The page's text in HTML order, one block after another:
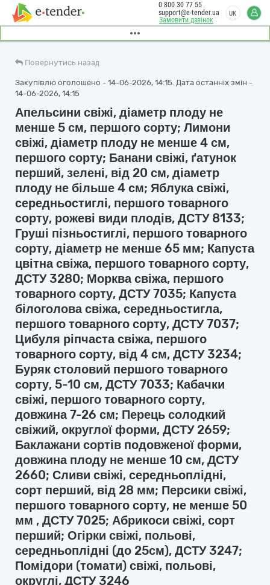
Замовити дзвінок
0 800 30 77 55
support@e-tender.ua
UK
Повернутись назад
Закупівлю оголошено - 14-06-2026, 14:15. Дата останніх змін -
14-06-2026, 14:15
Апельсини свіжі, діаметр плоду не
менше 5 см, першого сорту; Лимони
свіжі, діаметр плоду не менше 4 см,
першого сорту; Банани свіжі, ґатунок
перший, зелені, від 20 см, діаметр
плоду не більше 4 см; Яблука свіжі,
середньостиглі, першого товарного
сорту, рожеві види плодів, ДСТУ 8133;
Груші пізньостиглі, першого товарного
сорту, діаметр не менше 65 мм; Капуста
цвітна свіжа, першого товарного сорту,
ДСТУ 3280; Морква свіжа, першого
товарного сорту, ДСТУ 7035; Капуста
білоголова свіжа, середньостигла,
першого товарного сорту, ДСТУ 7037;
Цибуля ріпчаста свіжа, першого
товарного сорту, від 4 см, ДСТУ 3234;
Буряк столовий першого товарного
сорту, 5-10 см, ДСТУ 7033; Кабачки
свіжі, першого товарного сорту,
довжина 7-26 см; Перець солодкий
свіжий, округлої форми, ДСТУ 2659;
Баклажани сортів подовженої форми,
довжина плоду не менше 10 см, ДСТУ
2660; Сливи свіжі, середньоплідні,
сорт перший, від 28 мм; Персики свіжі,
першого товарного сорту, не менше 50
мм , ДСТУ 7025; Абрикоси свіжі, сорт
перший; Огірки свіжі, польові,
середньоплідні (до 25см), ДСТУ 3247;
Помідори (томати) свіжі, польові,
округлі, ДСТУ 3246